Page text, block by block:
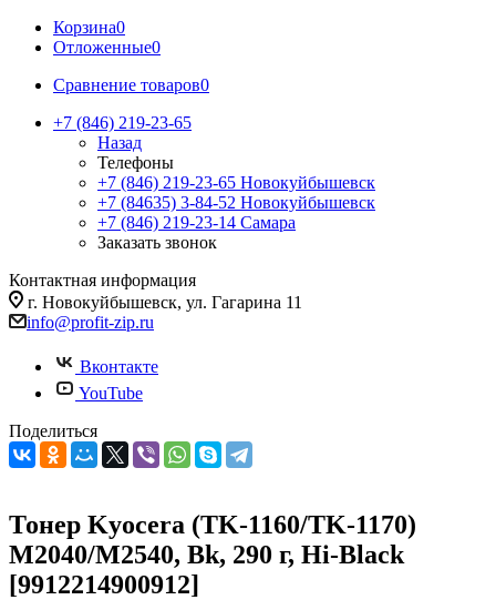
Корзина0
Отложенные0
Сравнение товаров0
+7 (846) 219-23-65
Назад
Телефоны
+7 (846) 219-23-65 Новокуйбышевск
+7 (84635) 3-84-52 Новокуйбышевск
+7 (846) 219-23-14 Самара
Заказать звонок
Контактная информация
г. Новокуйбышевск, ул. Гагарина 11
info@profit-zip.ru
Вконтакте
YouTube
Поделиться
Тонер Kyocera (TK-1160/TK-1170)
M2040/M2540, Bk, 290 г, Hi-Black
[9912214900912]